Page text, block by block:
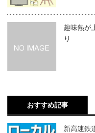
趣味熱が
り
おすすめ記事
新高速鉄